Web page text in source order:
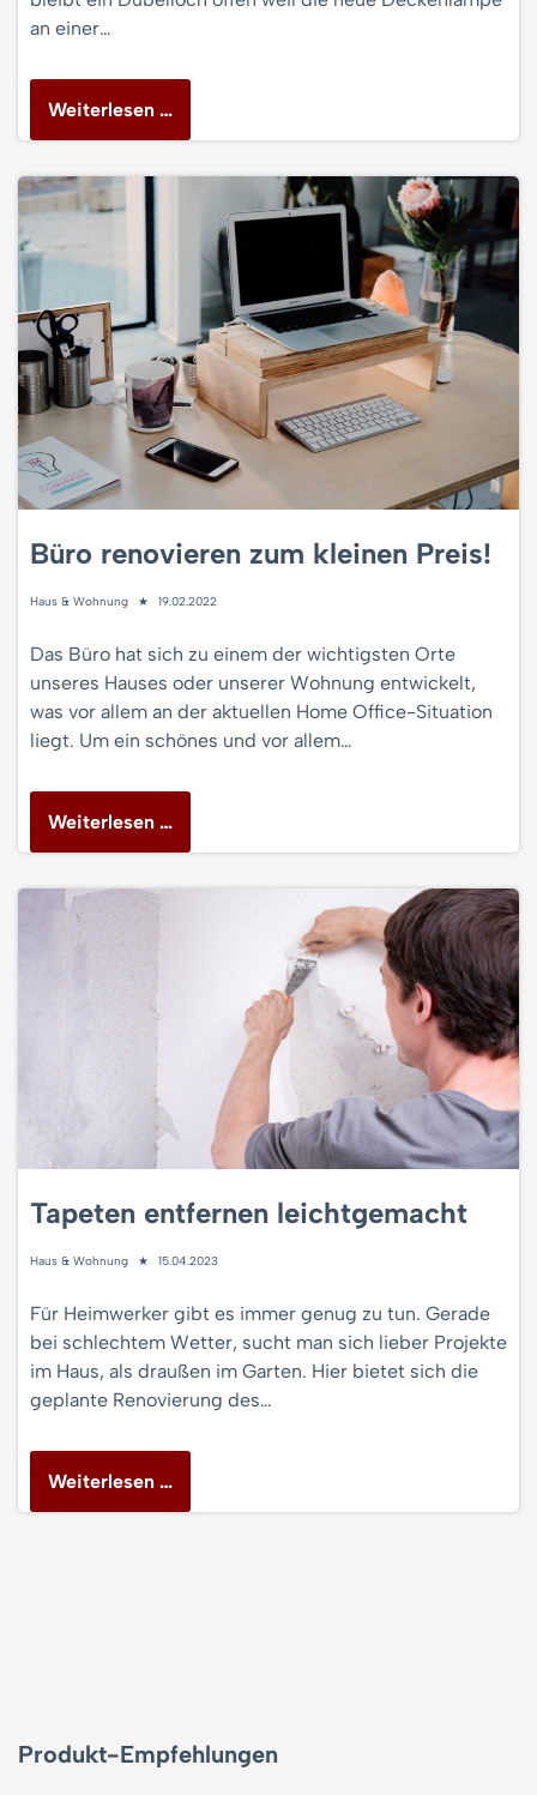
an einer…
Weiterlesen …
Büro renovieren zum kleinen Preis!
Haus & Wohnung 19.02.2022
Das Büro hat sich zu einem der wichtigsten Orte
unseres Hauses oder unserer Wohnung entwickelt,
was vor allem an der aktuellen Home Office-Situation
liegt. Um ein schönes und vor allem…
Weiterlesen …
Tapeten entfernen leichtgemacht
Haus & Wohnung 15.04.2023
Für Heimwerker gibt es immer genug zu tun. Gerade
bei schlechtem Wetter, sucht man sich lieber Projekte
im Haus, als draußen im Garten. Hier bietet sich die
geplante Renovierung des…
Weiterlesen …
Produkt-Empfehlungen